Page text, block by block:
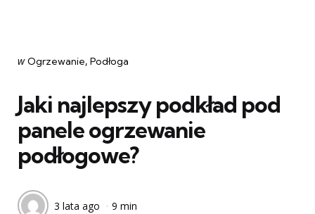
Categories
post
w Ogrzewanie Podłoga
Jaki najlepszy podkład pod
panele ogrzewanie
podłogowe?
3 lata ago 9 min